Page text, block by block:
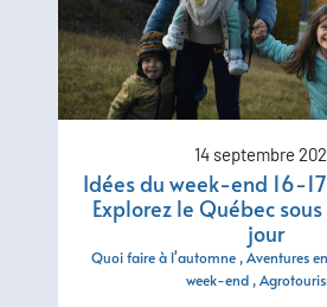
14 septembre
Idées du week-end 16-
Explorez le Québec
jour
Quoi faire à l'automne Aventures
week-end